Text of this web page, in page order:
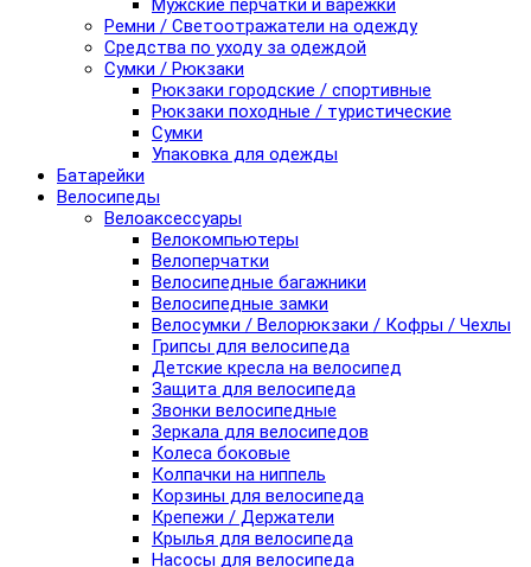
Мужские перчатки и варежки
Ремни / Светоотражатели на одежду
Средства по уходу за одеждой
Сумки / Рюкзаки
Рюкзаки городские / спортивные
Рюкзаки походные / туристические
Сумки
Упаковка для одежды
Батарейки
Велосипеды
Велоаксессуары
Велокомпьютеры
Велоперчатки
Велосипедные багажники
Велосипедные замки
Велосумки / Велорюкзаки / Кофры / Чехлы
Грипсы для велосипеда
Детские кресла на велосипед
Защита для велосипеда
Звонки велосипедные
Зеркала для велосипедов
Колеса боковые
Колпачки на ниппель
Корзины для велосипеда
Крепежи / Держатели
Крылья для велосипеда
Насосы для велосипеда